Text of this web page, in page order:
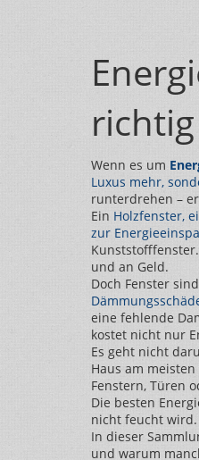
Wenn es um
Luxus mehr,
runterdrehen –
Ein Holzfenster,
zur
und an Geld.
Doch Fenster
eine fehlende
kostet nicht nur
Es geht nicht
Haus am
Fenstern, Türen
Die besten
nicht feucht wird.
In dieser
und warum